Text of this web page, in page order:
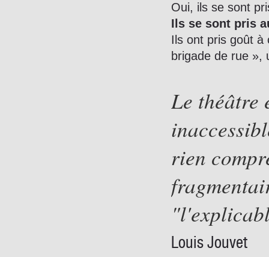
Oui, ils se sont
Ils se sont pris
Ils ont pris goût à
brigade de rue »,
Le théâtre
rien
Louis Jouvet